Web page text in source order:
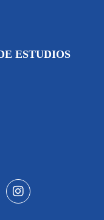
ESTUDIOS